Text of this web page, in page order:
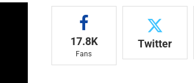
17.8K
Fans
Twitter